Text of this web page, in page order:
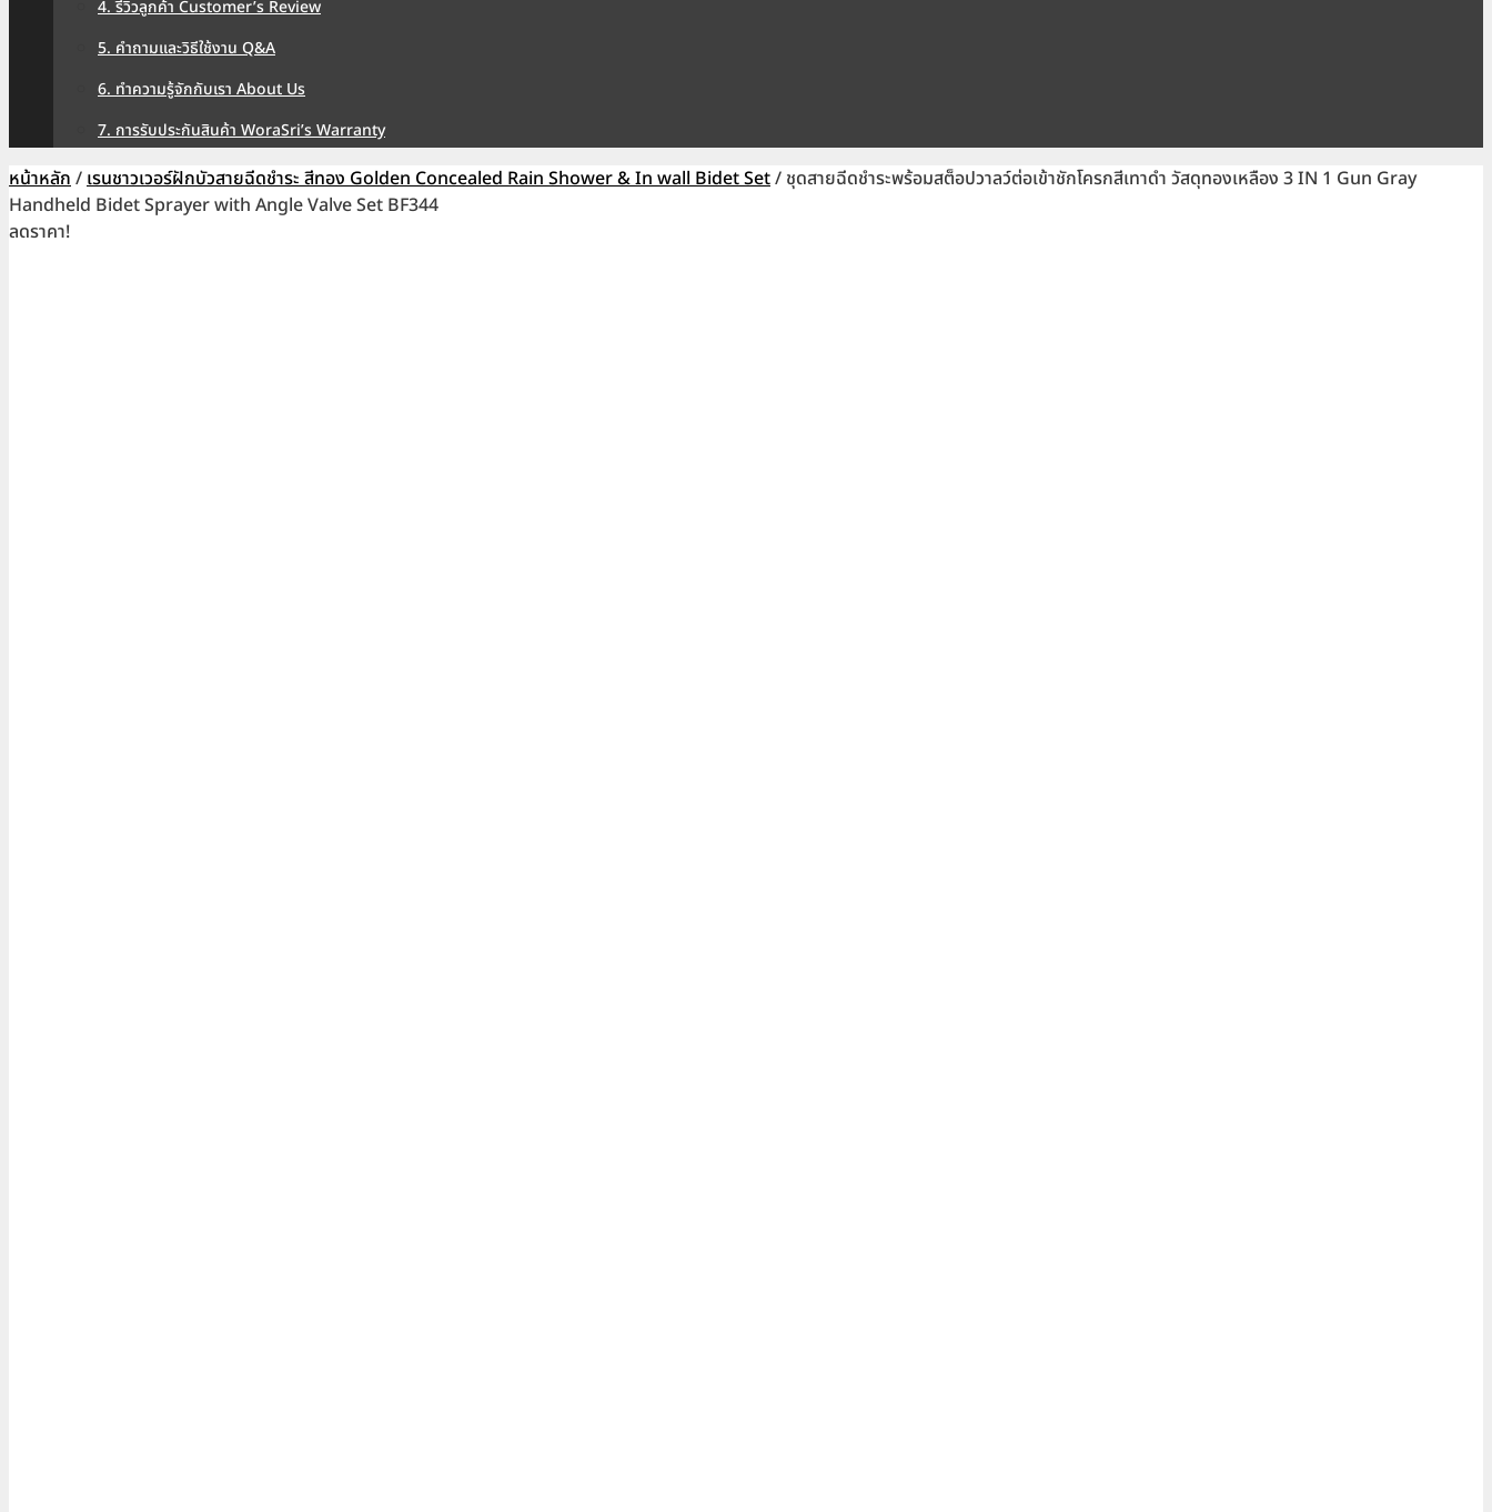
4. รีวิวลูกค้า Customer’s Review
5. คำถามและวิธีใช้งาน Q&A
6. ทำความรู้จักกับเรา About Us
7. การรับประกันสินค้า WoraSri’s Warranty
หน้าหลัก / เรนชาวเวอร์ฝักบัวสายฉีดชำระ สีทอง Golden Concealed Rain Shower & In wall Bidet Set/ ชุดสายฉีดชำระพร้อมสต็อปวาลว์ต่อเข้าชักโครกสีเทาดำ วัสดุทองเหลือง 3 IN 1 Gun Gray
Handheld Bidet Sprayer with Angle Valve Set BF344
ลดราคา!